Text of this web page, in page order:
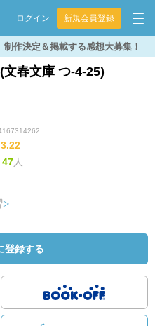
ログイン 新規会員登録
制作決定＆掲載する感想大募集！
文春文庫 つ-4-25)
3.22
47人
登録する